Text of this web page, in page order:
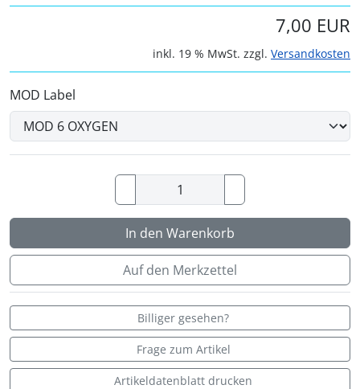
7,00 EUR
inkl. 19 % MwSt. zzgl. Versandkosten
MOD Label
In den Warenkorb
Auf den Merkzettel
Billiger gesehen?
Frage zum Artikel
Artikeldatenblatt drucken